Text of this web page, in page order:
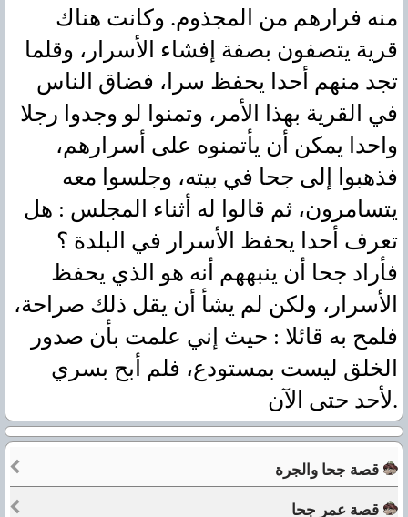
منه فرارهم من المجذوم. وكانت هناك
قرية يتصفون بصفة إفشاء الأسرار، وقلما
تجد منهم أحدا يحفظ سرا، فضاق الناس
في القرية بهذا الأمر، وتمنوا لو وجدوا رجلا
واحدا يمكن أن يأتمنوه على أسرارهم،
فذهبوا إلى جحا في بيته، وجلسوا معه
يتسامرون، ثم قالوا له أثناء المجلس : هل
تعرف أحدا يحفظ الأسرار في البلدة ؟
فأراد جحا أن ينبههم أنه هو الذي يحفظ
الأسرار، ولكن لم يشأ أن يقل ذلك صراحة،
فلمح به قائلا : حيث إني علمت بأن صدور
الخلق ليست بمستودع، فلم أبح بسري
لأحد حتى الآن.
قصة جحا والجرة
قصة عمر جحا